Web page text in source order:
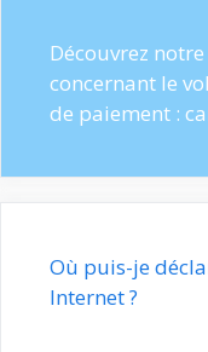
Découvrez notre
concernant le
de paiement :
Où puis-je
Internet ?